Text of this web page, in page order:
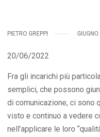
PIETRO GREPPI
20/06/2022
Fra gli incarichi più
semplici, che possono
di comunicazione, ci sono
visto e continuo a vedere
nell’applicare le loro